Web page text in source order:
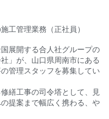
工管理業務（正社員）
展開する合人社グループの
」が、山口県周南市にある
管理スタッフを募集してい
繕工事の司令塔として、見
提案まで幅広く携わる、や